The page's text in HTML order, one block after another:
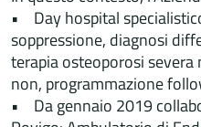
• Day hospital
soppressione, diagnosi
terapia osteoporosi
non, programmazione
• Da gennaio 2019